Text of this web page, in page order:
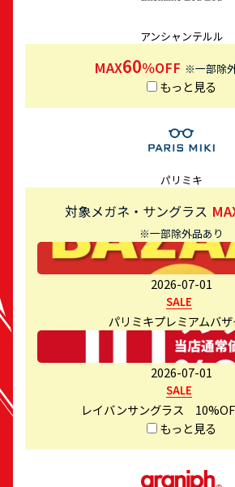
アンシャンテルル
MAX60％OFF ※一部除
もっと見る
パリミキ
対象メガネ・サングラス
※一部除外品あり
2026-07-01
SALE
パリミキプレミアムバ
2026-07-01
SALE
レイバンサングラス
もっと見る